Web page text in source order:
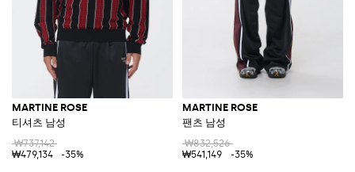
MARTINE ROSE
티셔츠 남성
₩737,142
₩479,134
-35%
MARTINE ROSE
팬츠 남성
₩832,526
₩541,149
-35%